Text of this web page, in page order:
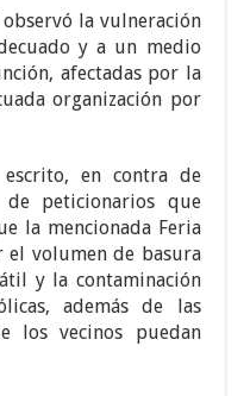
observó la vulneración
y a un medio
afectadas por la
organización por
en contra de
peticionarios que
la mencionada Feria
el volumen de basura
y la contaminación
además de las
los vecinos puedan